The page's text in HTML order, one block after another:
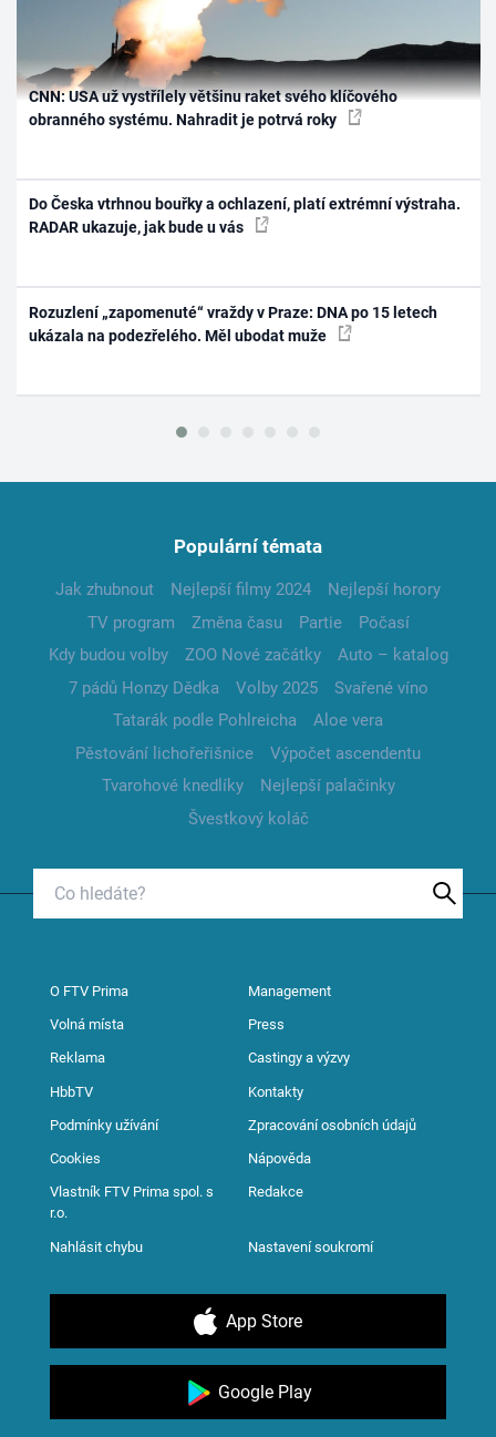
CNN: USA už vystřílely většinu raket svého klíčového
obranného systému. Nahradit je potrvá roky
Do Česka vtrhnou bouřky a ochlazení, platí extrémní výstraha.
RADAR ukazuje, jak bude u vás
Rozuzlení „zapomenuté“ vraždy v Praze: DNA po 15 letech
ukázala na podezřelého. Měl ubodat muže
Populární témata
Jak zhubnout Nejlepší filmy 2024
Nejlepší horory
TV program
Změna času Partie
Počasí
Kdy budou volby
ZOO Nové začátky
Auto – katalog
7 pádů Honzy Dědka
Volby 2025
Svařené víno
Tatarák podle Pohlreicha
Aloe vera
Pěstování lichořeřišnice
Výpočet ascendentu
Tvarohové knedlíky
Nejlepší palačinky
Švestkový koláč
O FTV Prima Management
Volná místa Press
Reklama Castingy a výzvy
HbbTV Kontakty
Podmínky užívání Zpracování osobních údajů
Cookies Nápověda
Vlastník FTV Prima spol. s
r.o.
Redakce
Nahlásit chybu Nastavení soukromí
App Store
Google Play